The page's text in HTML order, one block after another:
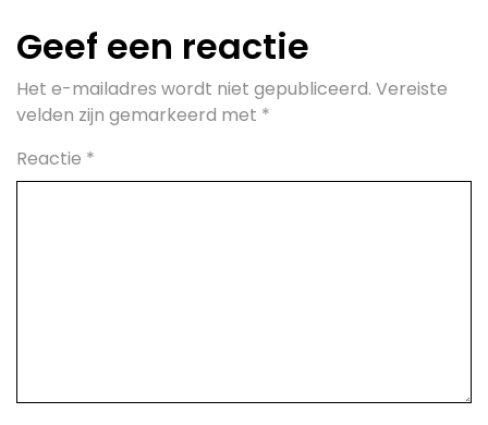
Geef een reactie
Het e-mailadres wordt niet gepubliceerd. Vereiste
velden zijn gemarkeerd met *
Reactie *